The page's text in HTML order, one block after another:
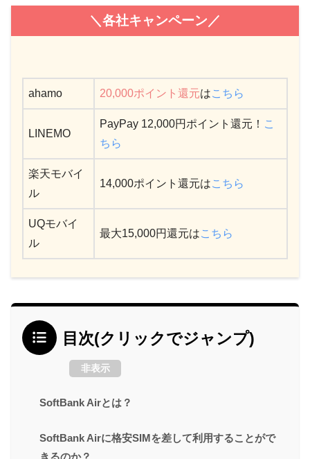
＼各社キャンペーン／
ahamo 20,000ポイント還元はこちら
LINEMO
PayPay 12,000円ポイント還元！ こ
ちら
楽天モバイ
ル
14,000ポイント還元はこちら
UQモバイ
ル
最大15,000円還元はこちら
目次(クリックでジャンプ)
非表示
SoftBank Airとは？
SoftBank Airに格安SIMを差して利用することがで
きるのか？